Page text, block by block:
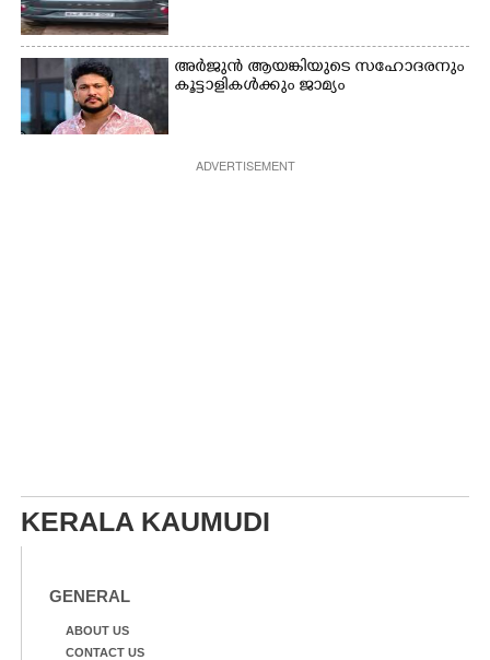
അർജുൻ ആയങ്കിയുടെ സഹോദരനും
കൂട്ടാളികൾക്കും ജാമ്യം
ADVERTISEMENT
KERALA KAUMUDI
GENERAL
ABOUT US
CONTACT US